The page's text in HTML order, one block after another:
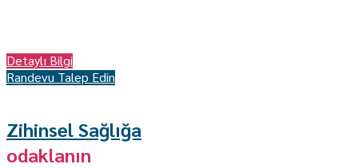
Detaylı Bilgi
Randevu Talep Edin
Zihinsel Sağlığa
odaklanın